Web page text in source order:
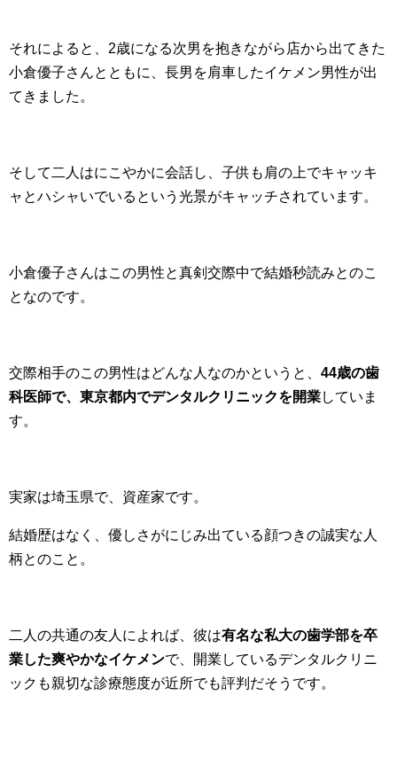
それによると、2歳になる次男を抱きながら店から出てきた
小倉優子さんとともに、長男を肩車したイケメン男性が出
てきました。
そして二人はにこやかに会話し、子供も肩の上でキャッキ
ャとハシャいでいるという光景がキャッチされています。
小倉優子さんはこの男性と真剣交際中で結婚秒読みとのこ
となのです。
交際相手のこの男性はどんな人なのかというと、 44歳の歯
科医師で、東京都内でデンタルクリニックを開業していま
す。
実家は埼玉県で、資産家です。
結婚歴はなく、優しさがにじみ出ている顔つきの誠実な人
柄とのこと。
二人の共通の友人によれば、彼は有名な私大の歯学部を卒
業した爽やかなイケメンで、開業しているデンタルクリニ
ックも親切な診療態度が近所でも評判だそうです。